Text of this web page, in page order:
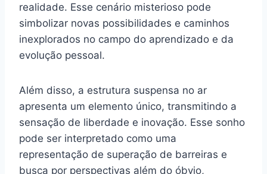
realidade. Esse cenário misterioso pode
simbolizar novas possibilidades e caminhos
inexplorados no campo do aprendizado e da
evolução pessoal.
Além disso, a estrutura suspensa no ar
apresenta um elemento único, transmitindo a
sensação de liberdade e inovação. Esse sonho
pode ser interpretado como uma
representação de superação de barreiras e
busca por perspectivas além do óbvio,